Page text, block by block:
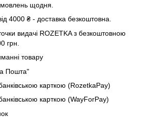
щодня.
4000 ₴ - доставка безкоштовна.
видачі ROZETKA з безкоштовною
грн.
товару
Пошта"
карткою (RozetkaPay)
карткою (WayForPay)